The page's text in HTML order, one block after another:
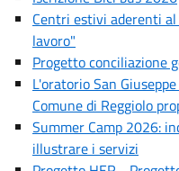
Centri estivi aderenti
lavoro"
Progetto conciliazione
L'oratorio San
Comune di Reggiolo
Summer Camp 2026:
illustrare i servizi